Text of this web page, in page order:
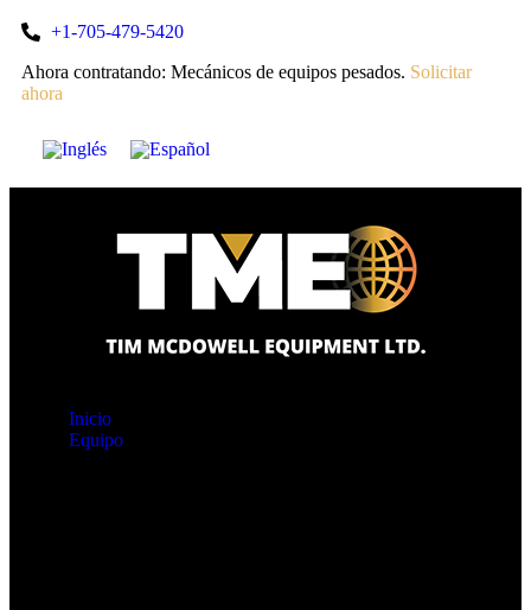
+1-705-479-5420
Ahora contratando: Mecánicos de equipos pesados. Solicitar
ahora
Inicio
Equipo